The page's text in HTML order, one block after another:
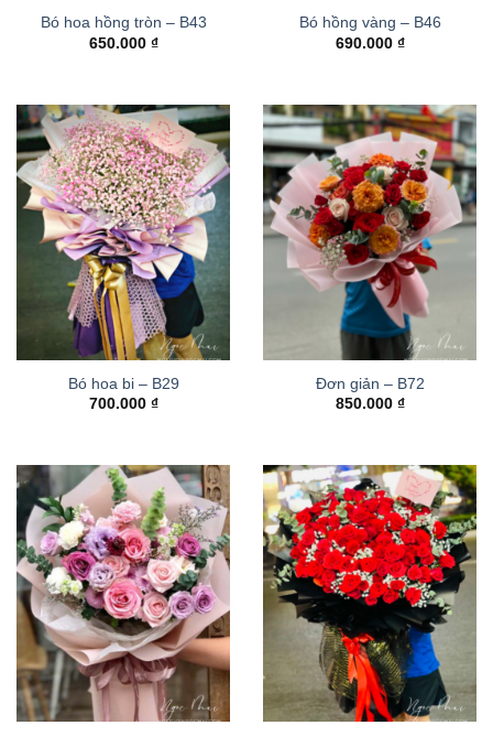
Bó hoa hồng tròn – B43
650.000 ₫
Bó hồng vàng – B46
690.000 ₫
Bó hoa bi – B29
700.000 ₫
Đơn giản – B72
850.000 ₫